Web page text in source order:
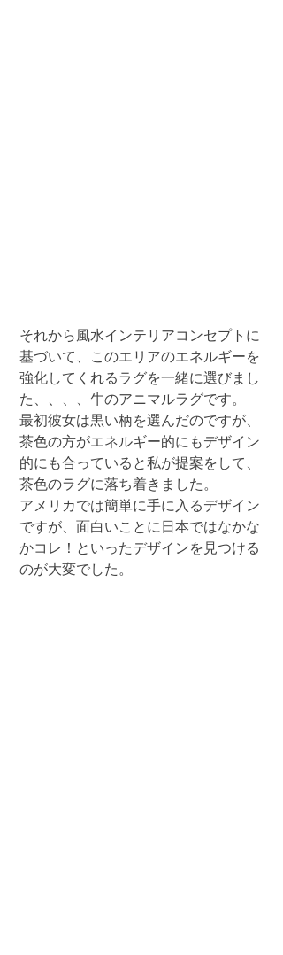
それから風水インテリアコンセプトに
基づいて、このエリアのエネルギーを
強化してくれるラグを一緒に選びまし
た、、、、牛のアニマルラグです。
最初彼女は黒い柄を選んだのですが、
茶色の方がエネルギー的にもデザイン
的にも合っていると私が提案をして、
茶色のラグに落ち着きました。
アメリカでは簡単に手に入るデザイン
ですが、面白いことに日本ではなかな
かコレ！といったデザインを見つける
のが大変でした。